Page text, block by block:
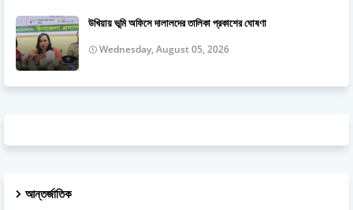
উখিয়ায় ভূমি অফিসে দালালদের তালিকা প্রকাশের ঘোষণা
Wednesday, August 05, 2026
আন্তর্জাতিক